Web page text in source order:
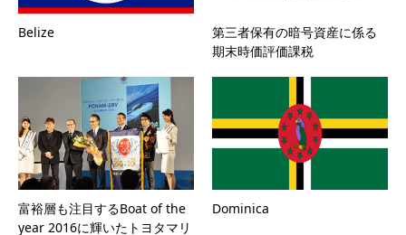
Belize
第三者保有の暗号資産に係る
期末時価評価課税
富裕層も注目するBoat of the
year 2016に輝いたトヨタマリ
Dominica